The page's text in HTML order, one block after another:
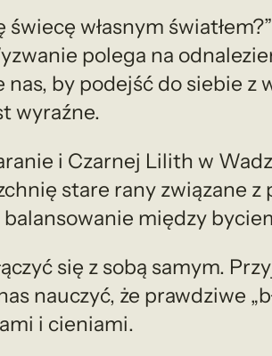
własnym
polega na
by podejść do siebie z
wyraźne.
i Czarnej Lilith w
stare rany związane
między
się z sobą samym.
nauczyć, że prawdziwe
i cieniami.